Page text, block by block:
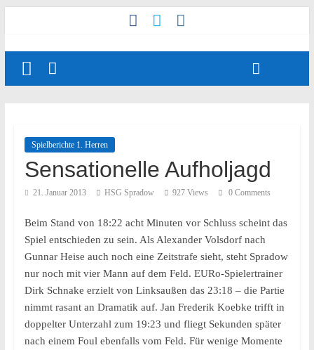
Spielberichte 1. Herren
Sensationelle Aufholjagd
21. Januar 2013 HSG Spradow 927 Views 0 Comments
Beim Stand von 18:22 acht Minuten vor Schluss scheint das
Spiel entschieden zu sein. Als Alexander Volsdorf nach
Gunnar Heise auch noch eine Zeitstrafe sieht, steht Spradow
nur noch mit vier Mann auf dem Feld. EURo-Spielertrainer
Dirk Schnake erzielt von Linksaußen das 23:18 – die Partie
nimmt rasant an Dramatik auf. Jan Frederik Koebke trifft in
doppelter Unterzahl zum 19:23 und fliegt Sekunden später
nach einem Foul ebenfalls vom Feld. Für wenige Momente